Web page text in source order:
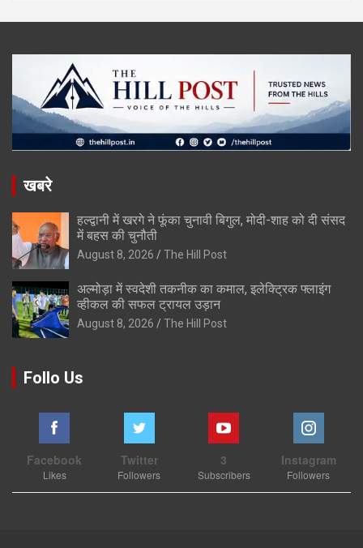
खबरे
हल्द्वानी में खरगे ने फूंका चुनावी बिगुल, मोदी-शाह को दी संसद
में बहस की चुनौती
August 8, 2026 The Hill Post
अल्मोड़ा में स्वदेशी तकनीक का कमाल, इलेक्ट्रिक फ्लाइंग
व्हीकल की सफल ट्रायल उड़ान
August 8, 2026 The Hill Post
Follo Us
Facebook
Likes
Twitter
Followers
3
Subscribers
Instagram
Followers